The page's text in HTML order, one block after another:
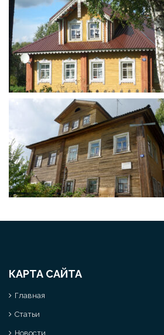
КАРТА САЙТА
Главная
Статьи
Новости